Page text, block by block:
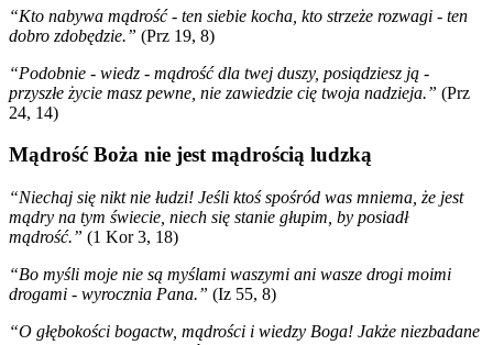
“Kto nabywa mądrość - ten siebie kocha, kto strzeże rozwagi - ten
dobro zdobędzie.” (Prz 19, 8)
“Podobnie - wiedz - mądrość dla twej duszy, posiądziesz ją -
przyszłe życie masz pewne, nie zawiedzie cię twoja nadzieja.” (Prz
24, 14)
Mądrość Boża nie jest mądrością ludzką
“Niechaj się nikt nie łudzi! Jeśli ktoś spośród was mniema, że jest
mądry na tym świecie, niech się stanie głupim, by posiadł
mądrość.” (1 Kor 3, 18)
“Bo myśli moje nie są myślami waszymi ani wasze drogi moimi
drogami - wyrocznia Pana.” (Iz 55, 8)
“O głębokości bogactw, mądrości i wiedzy Boga! Jakże niezbadane